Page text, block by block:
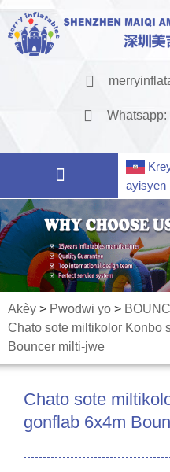
ayisyen
Akèy > Pwodwi yo >
Chato sote miltikolor Konbo
Bouncer milti-jwe
Chato sote
gonflab 6x4m